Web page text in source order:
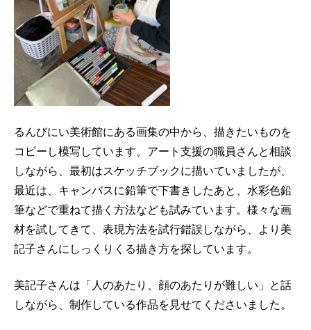
るんびにい美術館にある画集の中から、描きたいものを
コピーし模写しています。アート支援の職員さんと相談
しながら、最初はスケッチブックに描いていましたが、
最近は、キャンバスに鉛筆で下書きしたあと、水彩色鉛
筆などで重ねて描く方法なども試みています。様々な画
材を試してきて、表現方法を試行錯誤しながら、より美
記子さんにしっくりくる描き方を探しています。
美記子さんは「人のあたり、顔のあたりが難しい」と話
しながら、制作している作品を見せてくださいました。